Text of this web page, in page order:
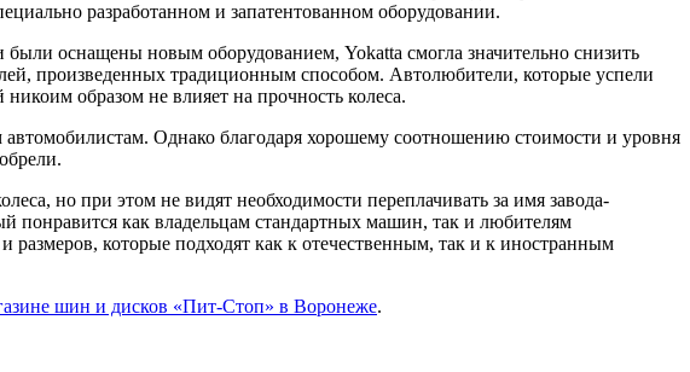
разработанном и запатентованном оборудовании.
оснащены новым оборудованием, Yokatta смогла значительно снизить
произведенных традиционным способом. Автолюбители, которые успели
образом не влияет на прочность колеса.
Однако благодаря хорошему соотношению стоимости и уровня
но при этом не видят необходимости переплачивать за имя завода-
как владельцам стандартных машин, так и любителям
которые подходят как к отечественным, так и к иностранным
шин и дисков «Пит-Стоп» в Воронеже.